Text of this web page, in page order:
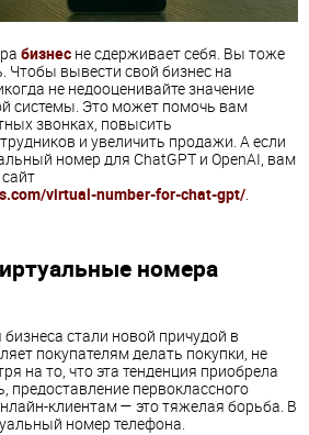
бизнес не сдерживает себя. Вы тоже
Чтобы вывести свой бизнес на
не недооценивайте значение
системы. Это может помочь вам
звонках, повысить
и увеличить продажи. А если
номер для ChatGPT и OpenAI, вам
virtual-number-for-chat-gpt/.
номера
стали новой причудой в
покупателям делать покупки, не
на то, что эта тенденция приобрела
предоставление первоклассного
клиентам — это тяжелая борьба. В
номер телефона.